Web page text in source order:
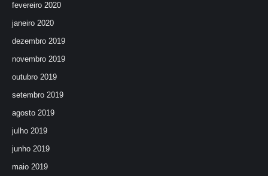
fevereiro 2020
janeiro 2020
dezembro 2019
novembro 2019
outubro 2019
setembro 2019
agosto 2019
julho 2019
junho 2019
maio 2019